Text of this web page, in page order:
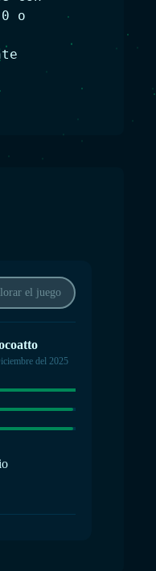
o
el juego
del 2025